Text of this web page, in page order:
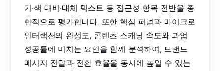
기·색 대비·대체 텍스트 등 접근성 항목 전반을 종
합적으로 평가합니다. 또한 핵심 퍼널과 마이크로
인터랙션의 완성도, 콘텐츠 스캐닝 속도와 과업
성공률에 미치는 요인을 함께 분석하여, 브랜드
메시지 전달과 전환 효율을 동시에 높일 수 있는